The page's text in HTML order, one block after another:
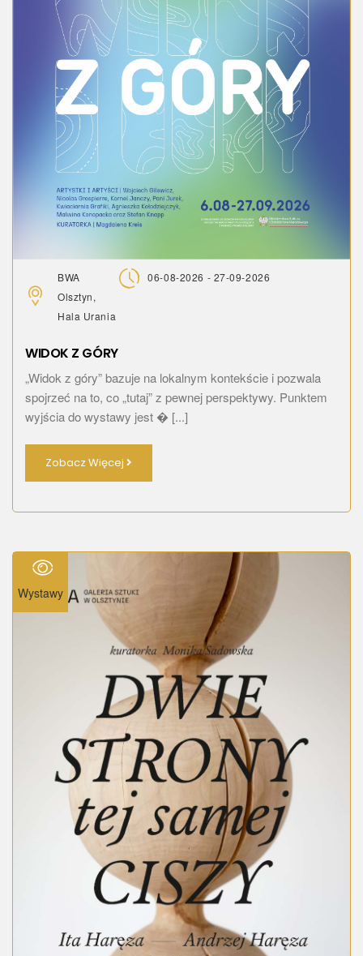
BWA
Olsztyn,
Hala Urania
06-08-2026 - 27-09-2026
WIDOK Z GÓRY
„Widok z góry” bazuje na lokalnym kontekście i pozwala
spojrzeć na to, co „tutaj” z pewnej perspektywy. Punktem
wyjścia do wystawy jest � [...]
Zobacz Więcej
Wystawy